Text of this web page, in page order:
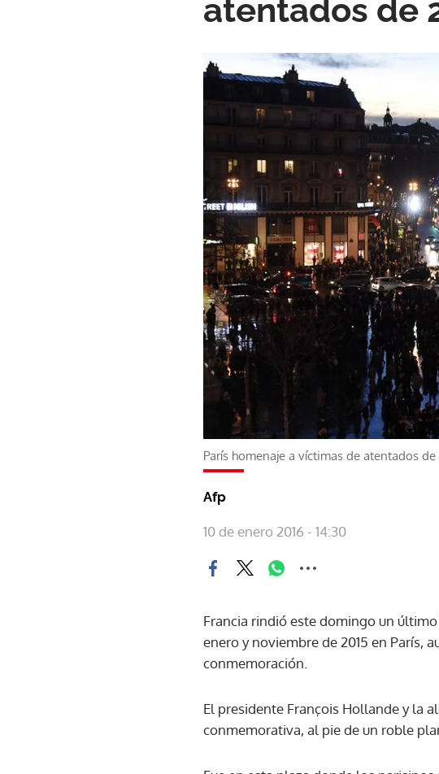
atentados de
París homenaje a víctimas de atentados de
Afp
10 de enero 2016 - 14:30
Francia rindió este domingo un
enero y noviembre de 2015 en París,
conmemoración.
El presidente François Hollande y la
conmemorativa, al pie de un roble